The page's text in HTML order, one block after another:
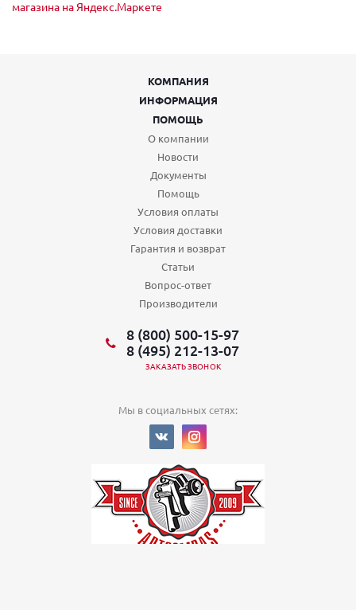
КОМПАНИЯ
ИНФОРМАЦИЯ
ПОМОЩЬ
О компании
Новости
Документы
Помощь
Условия оплаты
Условия доставки
Гарантия и возврат
Статьи
Вопрос-ответ
Производители
8 (800) 500-15-97
8 (495) 212-13-07
ЗАКАЗАТЬ ЗВОНОК
Мы в социальных сетях: